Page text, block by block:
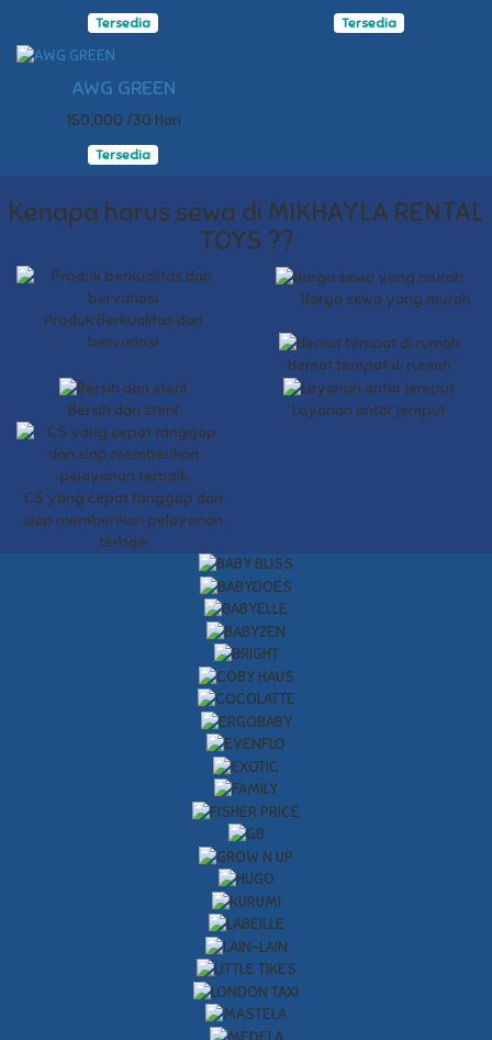
Tersedia Tersedia
AWG GREEN
150,000 /30 Hari
Tersedia
Kenapa harus sewa di MIKHAYLA RENTAL
TOYS ??
Produk Berkualitas dan
bervariasi
Harga sewa yang murah
Hemat tempat di rumah
Bersih dan steril Layanan antar jemput
CS yang cepat tanggap dan
siap memberikan pelayanan
terbaik